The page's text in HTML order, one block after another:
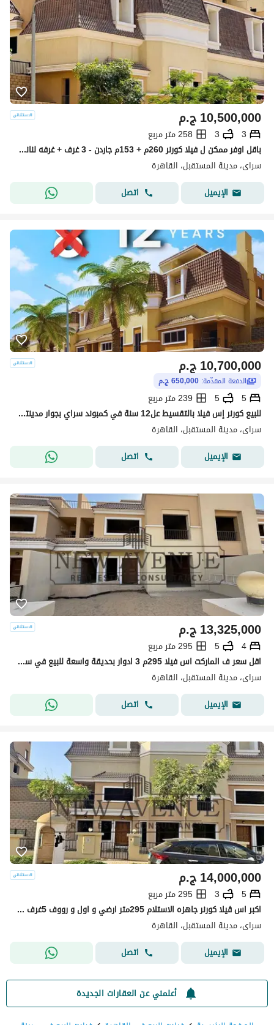
ج.م10,500,000
3
3
258 متر مربع
باقل اوفر ممكن ل فيلا كورنر 260م + 153م جاردن - 3 غرف + غرفه لناني - بموقع متميز جدا ف سراي _ Sarai
سراى، مدينة المستقبل، القاهرة
الإيميل
اتصل
ج.م10,700,000
الدفعة المقدّمة: 650,000 ج.م
5
5
239 متر مربع
للبيع كورنر إس فيلا بالتقسيط عل12 سنة في كمبوند سراي بجوار مدينتي + خصم 54% Corner S villa for sale in Sarai Compound next to Madinaty
سراى، مدينة المستقبل، القاهرة
الإيميل
اتصل
ج.م13,325,000
4
5
295 متر مربع
اقل سعر ف الماركت اس فيلا 295م 3 ادوار بحديقة واسعة للبيع في سراي استلام فوري
سراى، مدينة المستقبل، القاهرة
الإيميل
اتصل
ج.م14,000,000
5
3
295 متر مربع
اكبر اس ڤيلا كورنر جاهزه الاستلام 295متر ارضي و اول و رووف 5غرف نوم و ليڤينج Sarai Compound New Cairo
سراى، مدينة المستقبل، القاهرة
الإيميل
اتصل
أعلمني عن العقارات الجديدة